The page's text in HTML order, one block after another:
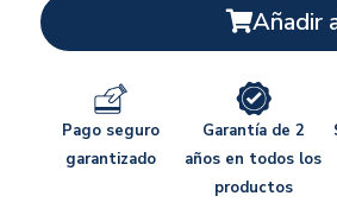
Añadir
Pago seguro
garantizado
Garantía de 2
años en todos los
productos